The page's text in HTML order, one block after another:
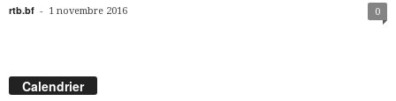
rtb.bf - 1 novembre 2016 0
Calendrier